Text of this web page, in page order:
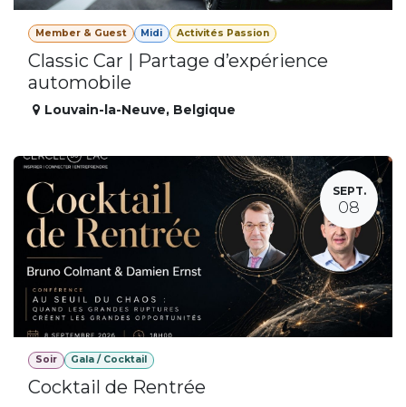
Member & Guest Midi Activités Passion
Classic Car | Partage d’expérience
automobile
Louvain-la-Neuve, Belgique
SEPT.
08
Soir Gala / Cocktail
Cocktail de Rentrée